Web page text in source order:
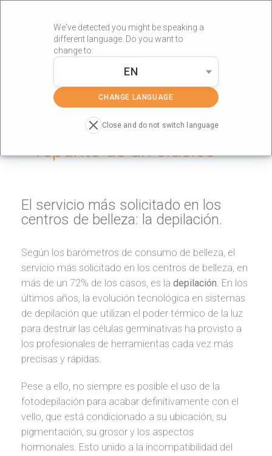
We've detected you might be speaking a
different language. Do you want to
change to:
EN
CHANGE LANGUAGE
Close and do not switch language
»
Depilación eléctrica, el
repunte de un clásico
El servicio más solicitado en los
centros de belleza: la depilación.
Según los barómetros de consumo de belleza, el
servicio más solicitado en los centros de belleza, en
más de un 72% de los casos, es la depilación. En los
últimos años, la evolución tecnológica en sistemas
de depilación que utilizan el poder térmico de la luz
para destruir las células germinativas ha provisto a
los profesionales de herramientas cada vez más
precisas y rápidas.
Pese a ello, no siempre es posible el uso de la
fotodepilación para acabar definitivamente con el
vello, que está condicionado a su ubicación, su
pigmentación, su grosor y los aspectos
hormonales. Esto unido a la incompatibilidad del